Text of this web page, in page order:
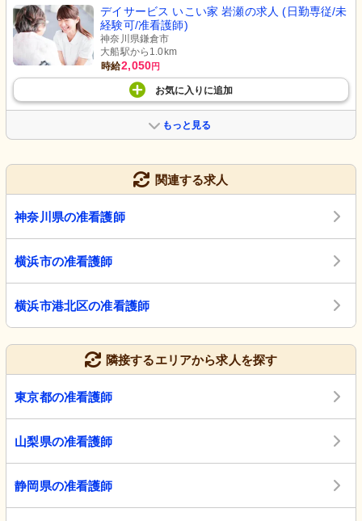
デイサービス いこい家 岩瀬の求人 (日勤専従/未
経験可/准看護師)
神奈川県鎌倉市
大船駅から1.0km
時給2,050円
お気に入り に追加
もっと見る
関連する求人
神奈川県の准看護師
横浜市の准看護師
横浜市港北区の准看護師
隣接するエリアから求人を探す
東京都の准看護師
山梨県の准看護師
静岡県の准看護師